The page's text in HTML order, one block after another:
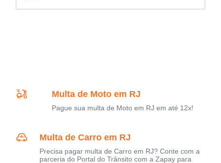
Multa de Moto em RJ
Pague sua multa de Moto em RJ em até 12x!
Multa de Carro em RJ
Precisa pagar multa de Carro em RJ? Conte com a
parceria do Portal do Trânsito com a Zapay para